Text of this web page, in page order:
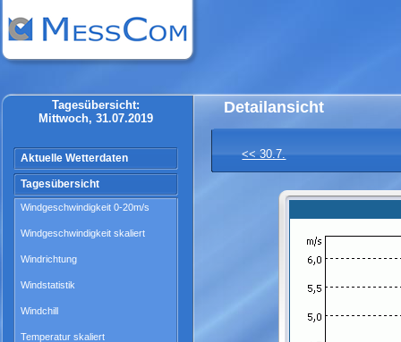
Tagesübersicht:
Mittwoch, 31.07.2019
Detailansicht
<< 30.7.
Aktuelle Wetterdaten
Tagesübersicht
Windgeschwindigkeit 0-20m/s
Windgeschwindigkeit skaliert
Windrichtung
Windstatistik
Windchill
Temperatur skaliert